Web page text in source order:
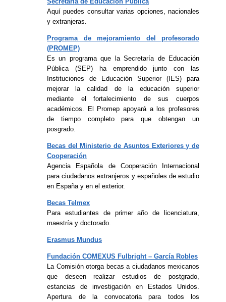
Aquí puedes consultar varias opciones, nacionales
y extranjeras.
Programa de mejoramiento del profesorado
(PROMEP)
Es un programa que la Secretaría de Educación
Pública (SEP) ha emprendido junto con las
Instituciones de Educación Superior (IES) para
mejorar la calidad de la educación superior
mediante el fortalecimiento de sus cuerpos
académicos. El Promep apoyará a los profesores
de tiempo completo para que obtengan un
posgrado.
Becas del Ministerio de Asuntos Exteriores y de
Cooperación
Agencia Española de Cooperación Internacional
para ciudadanos extranjeros y españoles de estudio
en España y en el exterior.
Becas Telmex
Para estudiantes de primer año de licenciatura,
maestría y doctorado.
Erasmus Mundus
Fundación COMEXUS Fulbright – García Robles
La Comisión otorga becas a ciudadanos mexicanos
que deseen realizar estudios de postgrado,
estancias de investigación en Estados Unidos.
Apertura de la convocatoria para todos los